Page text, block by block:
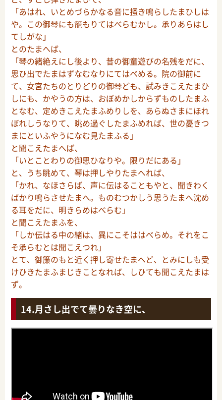
「あはれ、いとめづらかなる音に掻き鳴らしたまひしは
や。この御琴にも籠もりてはべらむかし。承りあらはし
てしがな」
とのたまへば、
「琴の緒絶えにし後より、昔の御童遊びの名残をだに、
思ひ出でたまはずなむなりにてはべめる。院の御前に
て、女宮たちのとりどりの御琴ども、試みきこえたまひ
しにも、かやうの方は、おぼめかしからずものしたまふ
となむ、定めきこえたまふめりしを、あらぬさまにほれ
ぼれしうなりて、眺め過ぐしたまふめれば、世の憂きつ
まにといふやうになむ見たまふる」
と聞こえたまへば、
「いとことわりの御思ひなりや。限りだにある」
と、うち眺めて、琴は押しやりたまへれば、
「かれ、なほさらば、声に伝はることもやと、聞きわく
ばかり鳴らさせたまへ。ものむつかしう思うたまへ沈め
る耳をだに、明きらめはべらむ」
と聞こえたまふを、
「しか伝はる中の緒は、異にこそははべらめ。それをこ
そ承らむとは聞こえつれ」
とて、御簾のもと近く押し寄せたまへど、とみにしも受
けひきたまふまじきことなれば、しひても聞こえたまは
ず。
月さし出でて曇りなき空に、